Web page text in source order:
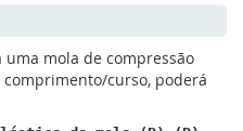
mola de compressão
curso, poderá